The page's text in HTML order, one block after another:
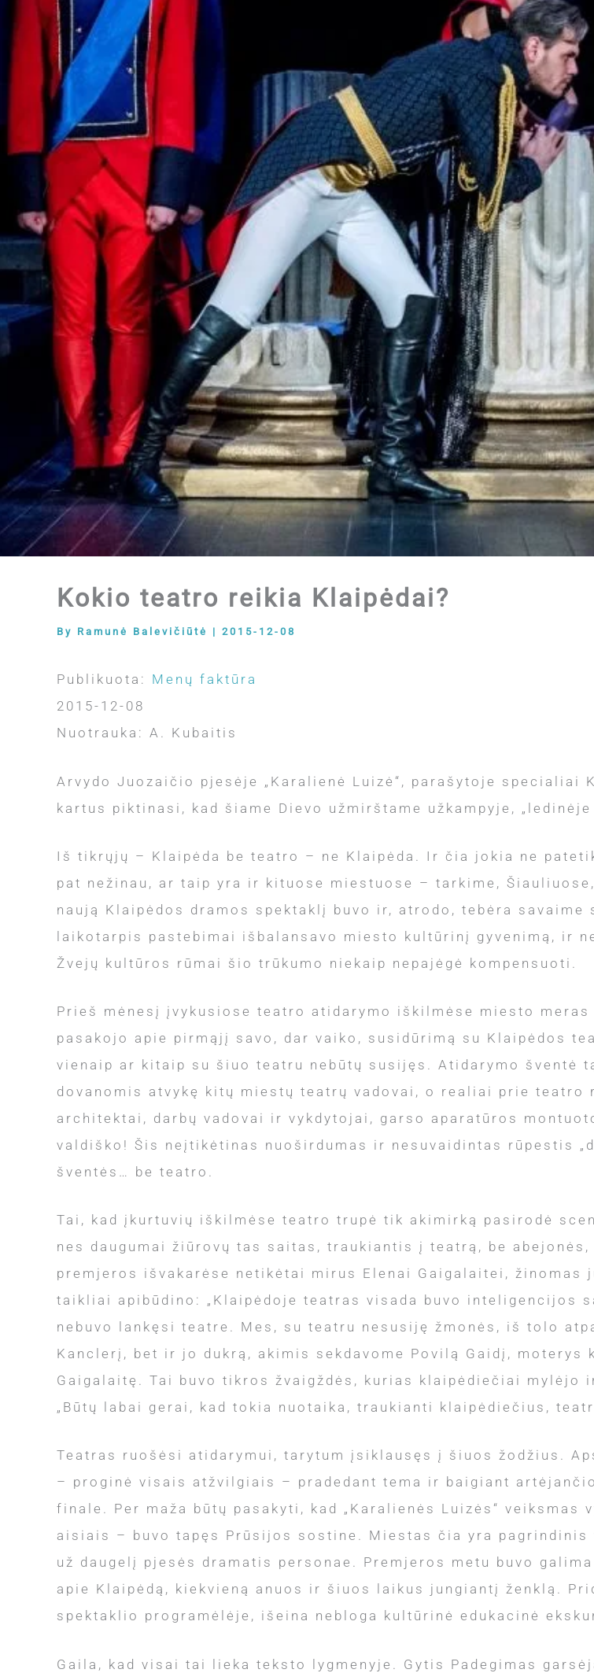
Kokio teatro reikia Klaipėdai?
By Ramunė Balevičiūtė | 2015-12-08
Publikuota: Menų faktūra
2015-12-08
Nuotrauka: A. Kubaitis
Arvydo Juozaičio pjesėje „Karalienė Luizė“, parašytoje
kartus piktinasi, kad šiame Dievo užmirštame užkampyje, „ledinėje
Iš tikrųjų – Klaipėda be teatro – ne Klaipėda. Ir čia jokia ne
pat nežinau, ar taip yra ir kituose miestuose – tarkime,
naują Klaipėdos dramos spektaklį buvo ir, atrodo, tebėra
laikotarpis pastebimai išbalansavo miesto kultūrinį gyvenimą, ir
Žvejų kultūros rūmai šio trūkumo niekaip nepajėgė kompensuoti.
Prieš mėnesį įvykusiose teatro atidarymo iškilmėse miesto
pasakojo apie pirmąjį savo, dar vaiko, susidūrimą su Klaipėdos
vienaip ar kitaip su šiuo teatru nebūtų susijęs. Atidarymo šventė
dovanomis atvykę kitų miestų teatrų vadovai, o realiai prie
architektai, darbų vadovai ir vykdytojai, garso aparatūros
valdiško! Šis neįtikėtinas nuoširdumas ir nesuvaidintas rūpestis
šventės… be teatro.
Tai, kad įkurtuvių iškilmėse teatro trupė tik akimirką pasirodė
nes daugumai žiūrovų tas saitas, traukiantis į teatrą, be
premjeros išvakarėse netikėtai mirus Elenai Gaigalaitei,
taikliai apibūdino: „Klaipėdoje teatras visada buvo inteligencijos
nebuvo lankęsi teatre. Mes, su teatru nesusiję žmonės, iš tolo
Kanclerį, bet ir jo dukrą, akimis sekdavome Povilą Gaidį, moterys
Gaigalaitę. Tai buvo tikros žvaigždės, kurias klaipėdiečiai
„Būtų labai gerai, kad tokia nuotaika, traukianti klaipėdiečius,
Teatras ruošėsi atidarymui, tarytum įsiklausęs į šiuos žodžius.
– proginė visais atžvilgiais – pradedant tema ir baigiant
finale. Per maža būtų pasakyti, kad „Karalienės Luizės“
aisiais – buvo tapęs Prūsijos sostine. Miestas čia yra
už daugelį pjesės dramatis personae. Premjeros metu buvo
apie Klaipėdą, kiekvieną anuos ir šiuos laikus jungiantį ženklą.
spektaklio programėlėje, išeina nebloga kultūrinė edukacinė
Gaila, kad visai tai lieka teksto lygmenyje. Gytis Padegimas